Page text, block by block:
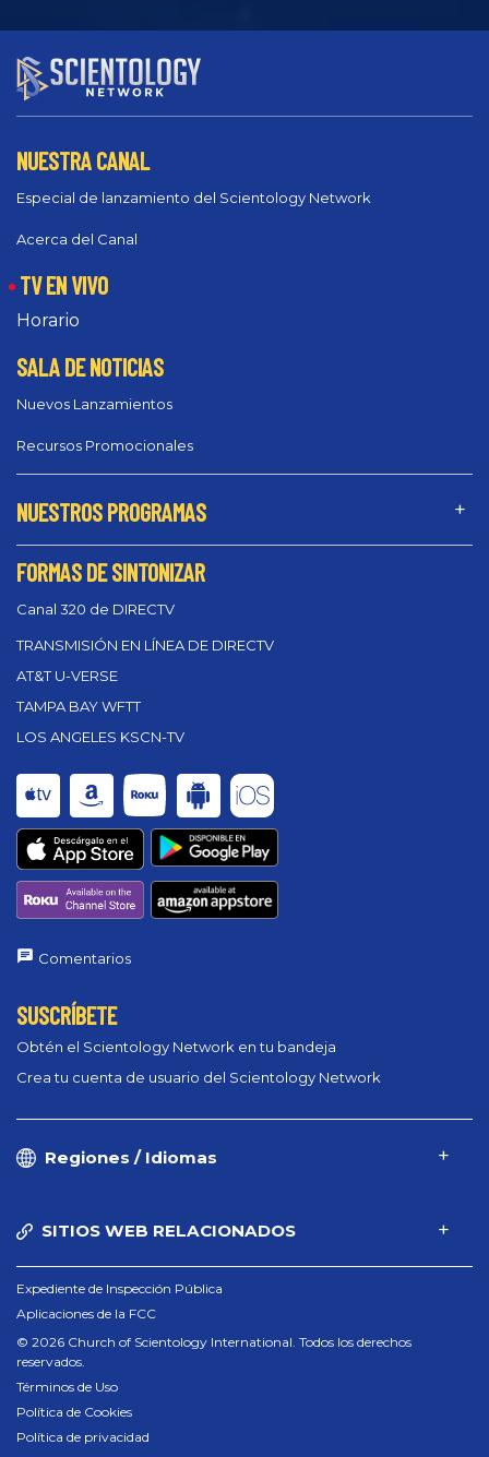
NUESTRA CANAL
Especial de lanzamiento del Scientology Network
Acerca del Canal
TV EN VIVO
Horario
SALA DE NOTICIAS
Nuevos Lanzamientos
Recursos Promocionales
NUESTROS PROGRAMAS
FORMAS DE SINTONIZAR
Canal 320 de DIRECTV
TRANSMISIÓN EN LÍNEA DE DIRECTV
AT&T U-VERSE
TAMPA BAY WFTT
LOS ANGELES KSCN-TV
Comentarios
SUSCRÍBETE
Obtén el Scientology Network en tu bandeja
Crea tu cuenta de usuario del Scientology Network
Regiones / Idiomas
SITIOS WEB RELACIONADOS
Expediente de Inspección Pública
Aplicaciones de la FCC
© 2026 Church of Scientology International. Todos los derechos
reservados.
Términos de Uso
Política de Cookies
Política de privacidad